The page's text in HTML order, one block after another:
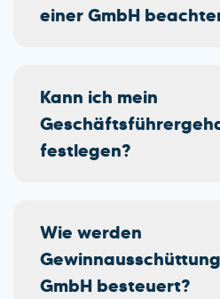
einer GmbH
Kann ich mein
festlegen?
Wie werden
GmbH besteuert?